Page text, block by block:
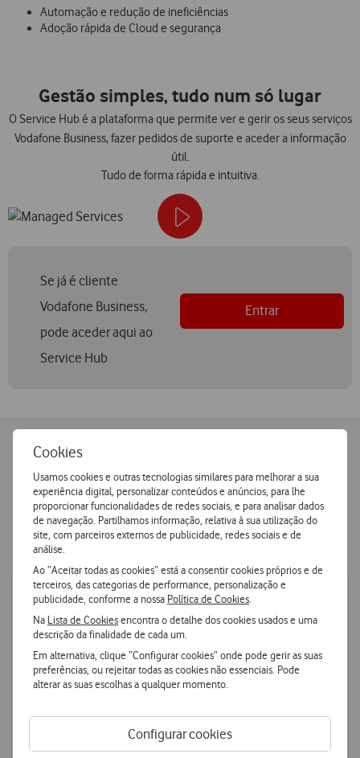
Cookies
Usamos cookies e outras tecnologias similares para melhorar a sua
experiência digital, personalizar conteúdos e anúncios, para lhe
proporcionar funcionalidades de redes sociais, e para analisar dados
de navegação. Partilhamos informação, relativa à sua utilização do
site, com parceiros externos de publicidade, redes sociais e de
análise.
Ao “Aceitar todas as cookies” está a consentir cookies próprios e de
terceiros, das categorias de performance, personalização e
publicidade, conforme a nossa Política de Cookies
Na Lista de Cookiesencontra o detalhe dos cookies usados e uma
descrição da finalidade de cada um.
Em alternativa, clique “Configurar cookies” onde pode gerir as suas
preferências, ou rejeitar todas as cookies não essenciais. Pode
alterar as suas escolhas a qualquer momento.
Configurar cookies
Automação e redução de ineficiências
Adoção rápida de Cloud e segurança
Gestão simples, tudo num só lugar
O Service Hub é a plataforma que permite ver e gerir os seus serviços
Vodafone Business, fazer pedidos de suporte e aceder a informação
útil.
Tudo de forma rápida e intuitiva.
Se já é cliente
Vodafone Business,
pode aceder aqui ao
Service Hub
Entrar
A nossa oferta de Managed Services cobre todas as necessidades
chave do seu negócio, desde a segurança à produtividade das
equipas.
Uma equipa especializada
digital do seu negócio 24/7,
para prevenir, detetar e
resolver incidentes.
Para gerir e proteger o seu
simples, segura e eficiente
sem depender de equipas
internas de IT.